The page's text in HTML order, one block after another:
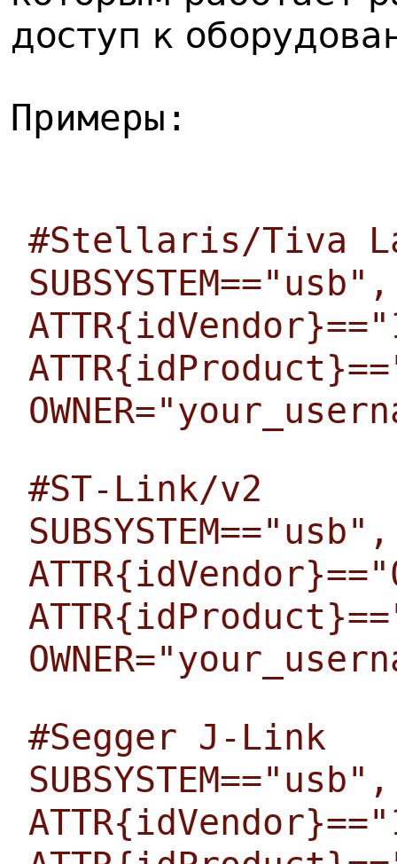
доступ к
Примеры:
#Stellaris/Tiva
SUBSYSTEM=="usb",
#ST-Link/v2
SUBSYSTEM=="usb",
#Segger J-Link
SUBSYSTEM=="usb",